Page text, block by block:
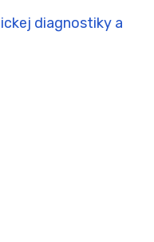
diagnostiky a